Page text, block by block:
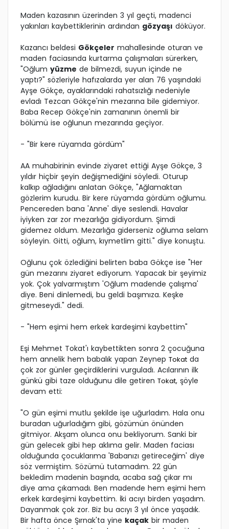
Maden kazasının üzerinden 3 yıl geçti, madenci
yakınları kaybettiklerinin ardından gözyaşı döküyor.
Kazancı beldesi Gökçeler mahallesinde oturan ve
maden faciasında kurtarma çalışmaları sürerken,
"Oğlum yüzme de bilmezdi, suyun içinde ne
yaptı?" sözleriyle hafızalarda yer alan 76 yaşındaki
Ayşe Gökçe, ayaklarındaki rahatsızlığı nedeniyle
evladı Tezcan Gökçe'nin mezarına bile gidemiyor.
Baba Recep Gökçe'nin zamanının önemli bir
bölümü ise oğlunun mezarında geçiyor.
- "Bir kere rüyamda gördüm"
AA muhabirinin evinde ziyaret ettiği Ayşe Gökçe, 3
yıldır hiçbir şeyin değişmediğini söyledi. Oturup
kalkıp ağladığını anlatan Gökçe, "Ağlamaktan
gözlerim kurudu. Bir kere rüyamda gördüm oğlumu.
Pencereden bana 'Anne' diye seslendi. Havalar
iyiyken zar zor mezarlığa gidiyordum. Şimdi
gidemez oldum. Mezarlığa giderseniz oğluma selam
söyleyin. Gitti, oğlum, kıymetlim gitti." diye konuştu.
Oğlunu çok özlediğini belirten baba Gökçe ise "Her
gün mezarını ziyaret ediyorum. Yapacak bir şeyimiz
yok. Çok yalvarmıştım 'Oğlum madende çalışma'
diye. Beni dinlemedi, bu geldi başımıza. Keşke
gitmeseydi." dedi.
- "Hem eşimi hem erkek kardeşimi kaybettim"
Eşi Mehmet Tokat'ı kaybettikten sonra 2 çocuğuna
hem annelik hem babalık yapan Zeynep Tokat da
çok zor günler geçirdiklerini vurguladı. Acılarının ilk
günkü gibi taze olduğunu dile getiren Tokat, şöyle
devam etti:
"O gün eşimi mutlu şekilde işe uğurladım. Hala onu
buradan uğurladığım gibi, gözümün önünden
gitmiyor. Akşam olunca onu bekliyorum. Sanki bir
gün gelecek gibi hep aklıma gelir. Maden faciası
olduğunda çocuklarıma 'Babanızı getireceğim' diye
söz vermiştim. Sözümü tutamadım. 22 gün
bekledim madenin başında, acaba sağ çıkar mı
diye ama çıkamadı. Ben madende hem eşimi hem
erkek kardeşimi kaybettim. İki acıyı birden yaşadım.
Dayanmak çok zor. Biz bu acıyı 3 yıl önce yaşadık.
Bir hafta önce Şırnak'ta yine kaçak bir maden